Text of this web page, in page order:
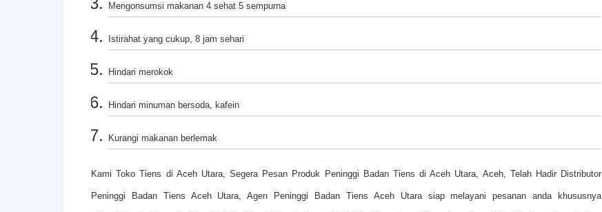
Mengonsumsi makanan 4 sehat 5 sempurna
Istirahat yang cukup, 8 jam sehari
Hindari merokok
Hindari minuman bersoda, kafein
Kurangi makanan berlemak
Kami Toko Tiens di Aceh Utara, Segera Pesan Produk Peninggi Badan Tiens di Aceh Utara, Aceh, Telah HadirDistributor
Peninggi Badan Tiens Aceh Utara, Agen Peninggi Badan Tiens Aceh Utara siap melayani pesanan anda khususnya